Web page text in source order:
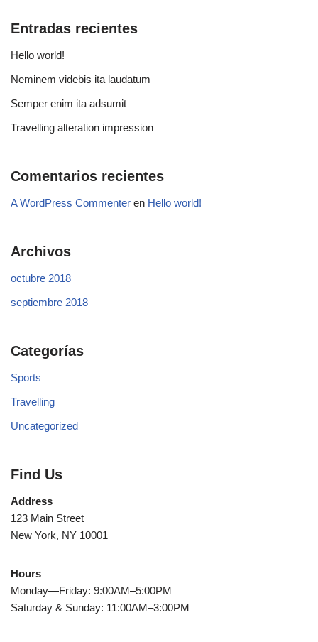
Entradas recientes
Hello world!
Neminem videbis ita laudatum
Semper enim ita adsumit
Travelling alteration impression
Comentarios recientes
A WordPress Commenter en Hello world!
Archivos
octubre 2018
septiembre 2018
Categorías
Sports
Travelling
Uncategorized
Find Us
Address
123 Main Street
New York, NY 10001
Hours
Monday—Friday: 9:00AM–5:00PM
Saturday & Sunday: 11:00AM–3:00PM